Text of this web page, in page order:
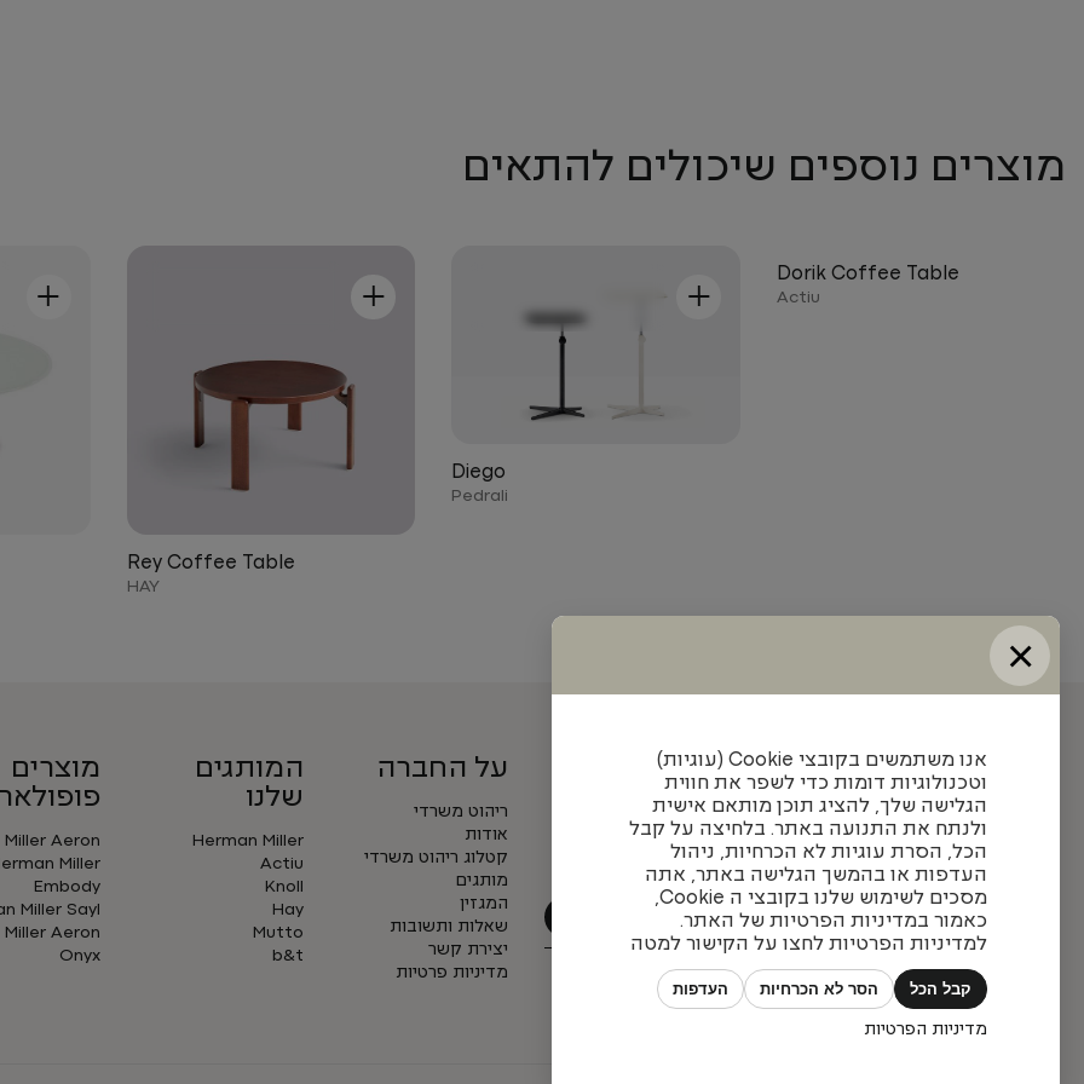
מוצרים נוספים שיכולים להתאים
Dorik Coffee Table
Actiu
+
Diego
Pedrali
+
Rey Coffee Table
HAY
+
עדכונים והשראה מאיתנו
הצטרפו לניוזלטר שלנו כדי להתעדכן בעיצובים חדשים,
פרויקטים מעניינים ומגמות בתחום
על החברה
ריהוט משרדי
אודות
קטלוג ריהוט משרדי
מותגים
המגזין
שאלות ותשובות
יצירת קשר
מדיניות פרטיות
המותגים
שלנו
Herman Miller
Actiu
Knoll
Hay
Mutto
b&t
מוצרים
Aeron
Miller
Embody
Miller Sayl
Aeron
Onyx
×
אנו משתמשים בקובצי Cookie (עוגיות)
וטכנולוגיות דומות כדי לשפר את חווית
הגלישה שלך, להציג תוכן מותאם אישית
ולנתח את התנועה באתר. בלחיצה על קבל
הכל, הסרת עוגיות לא הכרחיות, ניהול
העדפות או בהמשך הגלישה באתר, אתה
מסכים לשימוש שלנו בקובצי ה Cookie,
כאמור במדיניות הפרטיות של האתר.
למדיניות הפרטיות לחצו על הקישור למטה
קבל הכל הסר לא הכרחיות העדפות
מדיניות הפרטיות